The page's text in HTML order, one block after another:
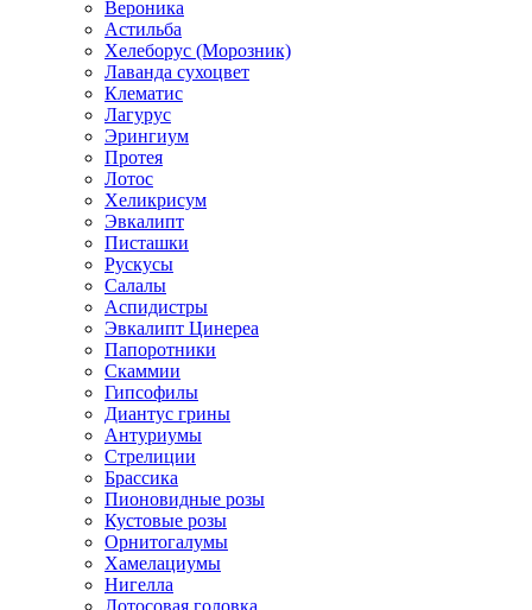
Вероника
Астильба
Хелеборус (Морозник)
Лаванда сухоцвет
Клематис
Лагурус
Эрингиум
Протея
Лотос
Хеликрисум
Эвкалипт
Писташки
Рускусы
Салалы
Аспидистры
Эвкалипт Цинереа
Папоротники
Скаммии
Гипсофилы
Диантус грины
Антуриумы
Стрелиции
Брассика
Пионовидные розы
Кустовые розы
Орнитогалумы
Хамелациумы
Нигелла
Лотосовая головка